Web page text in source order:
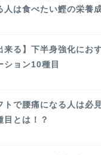
人は食べたい鰹の栄養
来る】下半身強化にお
ション10種目
トで腰痛になる人は必
目とは！？